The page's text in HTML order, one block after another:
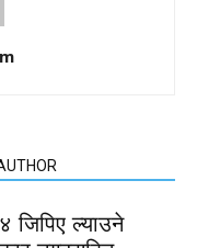
जिपिए ल्याउने